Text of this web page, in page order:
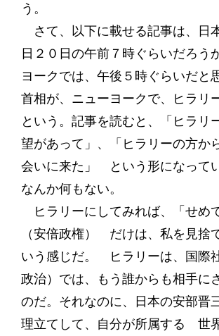
う。
さて、以下に載せる記事は、日
日２０日の午前７時ぐらいだろう
ヨークでは、午後５時ぐらいだと
首相が、ニューヨークで、ヒラリ
という。記事を読むと、「ヒラリ
望があって」、「ヒラリーの方か
会いに来た」 という形になって
なんか何もない。
ヒラリーにしてみれば、「せめ
（安倍政権） だけは、私を見捨
いう感じだ。 ヒラリーは、国際
政治）では、もう誰からも相手に
のだ。それなのに、日本の安部晋
理立てして、自分が所属する 世